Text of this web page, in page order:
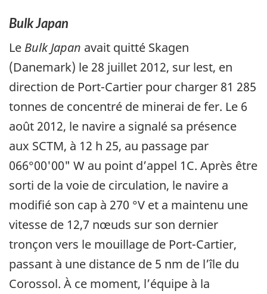
Bulk Japan
Le Bulk Japan avait quitté Skagen
(Danemark) le 28 juillet 2012, sur lest, en
direction de Port-Cartier pour charger 81 285
tonnes de concentré de minerai de fer. Le 6
août 2012, le navire a signalé sa présence
aux SCTM, à 12 h 25, au passage par
066°00'00" W au point d’appel 1C. Après être
sorti de la voie de circulation, le navire a
modifié son cap à 270 °V et a maintenu une
vitesse de 12,7 nœuds sur son dernier
tronçon vers le mouillage de Port-Cartier,
passant à une distance de 5 nm de l’île du
Corossol. À ce moment, l’équipe à la